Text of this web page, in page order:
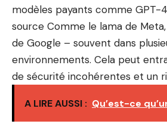
modèles payants comme GPT-
source Comme le lama de
de Google – souvent dans
environnements. Cela peut
de sécurité incohérentes et un
A LIRE AUSSI : Qu’est-ce